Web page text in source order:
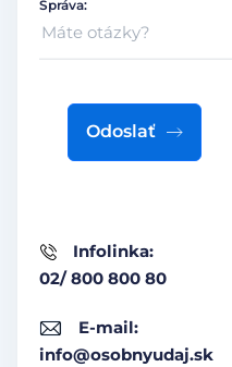
Infolinka:
02/ 800 800 80
E-mail:
info@osobnyudaj.sk
Správa:
Odoslať